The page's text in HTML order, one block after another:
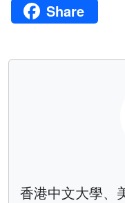
Share
香港中文大學、